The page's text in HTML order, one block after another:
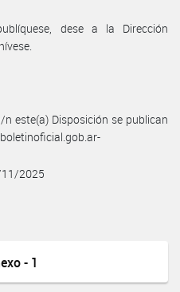
dese a la Dirección
este(a) Disposición se publican
2025
- 1